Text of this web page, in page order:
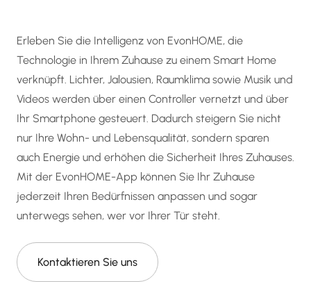
Erleben Sie die Intelligenz von EvonHOME, die
Technologie in Ihrem Zuhause zu einem Smart Home
verknüpft. Lichter, Jalousien, Raumklima sowie Musik und
Videos werden über einen Controller vernetzt und über
Ihr Smartphone gesteuert. Dadurch steigern Sie nicht
nur Ihre Wohn- und Lebensqualität, sondern sparen
auch Energie und erhöhen die Sicherheit Ihres Zuhauses.
Mit der EvonHOME-App können Sie Ihr Zuhause
jederzeit Ihren Bedürfnissen anpassen und sogar
unterwegs sehen, wer vor Ihrer Tür steht.
Kontaktieren Sie uns